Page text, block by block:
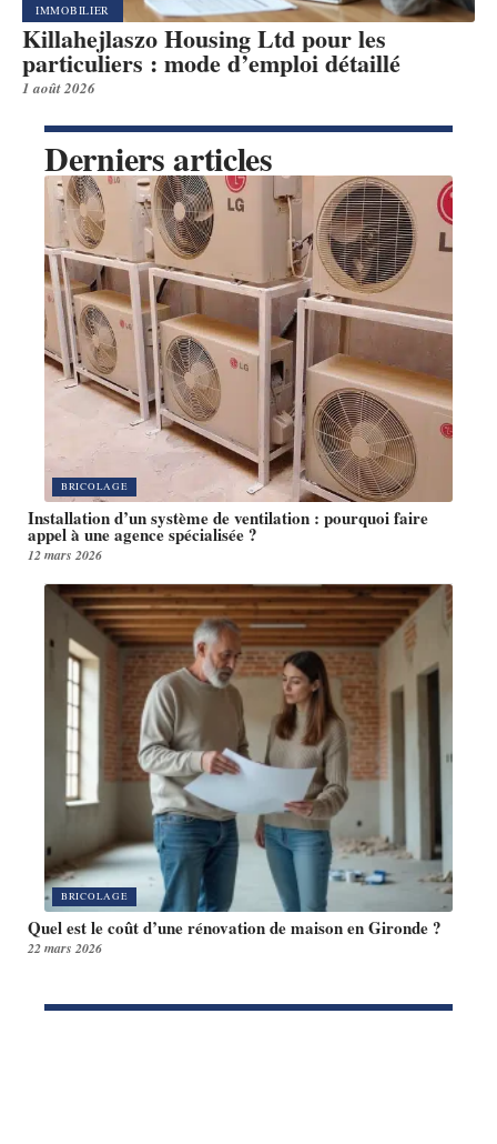
IMMOBILIER
Killahejlaszo Housing Ltd pour les
particuliers : mode d’emploi détaillé
1 août 2026
Derniers articles
BRICOLAGE
Installation d’un système de ventilation : pourquoi faire
appel à une agence spécialisée ?
12 mars 2026
BRICOLAGE
Quel est le coût d’une rénovation de maison en Gironde ?
22 mars 2026